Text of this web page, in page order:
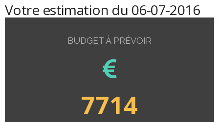
Votre estimation du 06-07-2016
BUDGET À PRÉVOIR
7714